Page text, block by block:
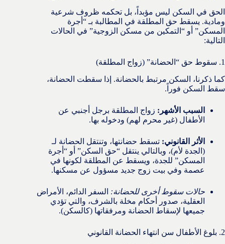
الحق في السكن ليس مؤبداً، بل تحكمه ظروف شرعية
ومادية. يسقط حق المطلقة في المطالبة بـ “أجرة
المسكن” أو “التمكين من مسكن الزوجية” في الحالات
التالية:
1. سقوط حق “الحضانة” (زواج المطلقة)
كما ذكرنا، السكن مرتبط بالحضانة. إذا سقطت الحضانة،
سقط السكن فوراً.
السبب الأشهر: زواج المطلقة برجل أجنبي عن
الأطفال (غير محرم لهم) ودخوله بها.
الأثر القانوني: تسقط حضانتها، وتنتقل الحضانة لـ
(الجدة لأم)، وبالتالي ينتقل “حق السكن” أو “أجرة
المسكن” للجدة، ويسقط عن المطلقة لكونها في
عصمة وفي بيت زوج جديد مسؤول عن مسكنها.
حالات سقوط أخرى للحضانة: السفر الدائم، الأمراض
العقلية، صدور أحكام مخلة بالشرف، والتي تؤدي
جميعها لإسقاط الحضانة ومرفقاتها (كالسكن).
2. بلوغ الأطفال سن انتهاء الحضانة القانوني